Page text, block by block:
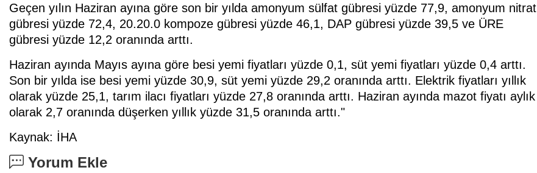
Geçen yılın Haziran ayına göre son bir yılda amonyum sülfat gübresi yüzde 77,9, amonyum nitrat
gübresi yüzde 72,4, 20.20.0 kompoze gübresi yüzde 46,1, DAP gübresi yüzde 39,5 ve ÜRE
gübresi yüzde 12,2 oranında arttı.
Haziran ayında Mayıs ayına göre besi yemi fiyatları yüzde 0,1, süt yemi fiyatları yüzde 0,4 arttı.
Son bir yılda ise besi yemi yüzde 30,9, süt yemi yüzde 29,2 oranında arttı. Elektrik fiyatları yıllık
olarak yüzde 25,1, tarım ilacı fiyatları yüzde 27,8 oranında arttı. Haziran ayında mazot fiyatı aylık
olarak 2,7 oranında düşerken yıllık yüzde 31,5 oranında arttı."
Kaynak: İHA
Yorum Ekle